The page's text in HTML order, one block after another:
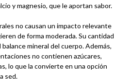
y magnesio, que le aportan sabor.
no causan un impacto relevante
de forma moderada. Su cantidad
mineral del cuerpo. Además,
no contienen azúcares,
lo que la convierte en una opción
sed.